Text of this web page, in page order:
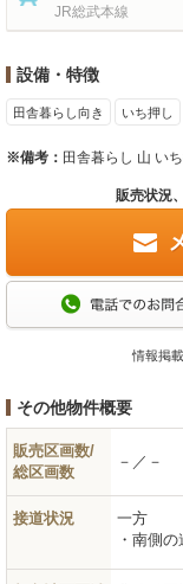
JR総武本線
設備・特徴
田舎暮らし向き いち押し
※備考： 田舎暮らし 山 い
販売状況
情報掲
その他物件概要
販売区画数/
総区画数
－／－
接道状況
一方
南側の